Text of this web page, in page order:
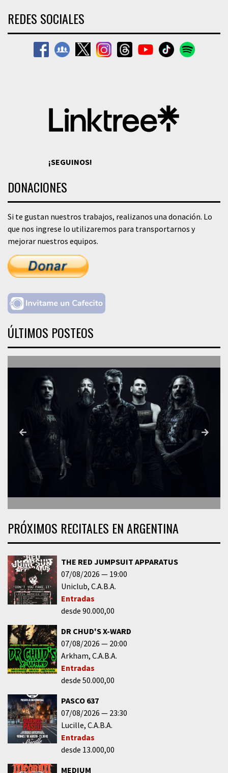
REDES SOCIALES
¡SEGUINOS!
DONACIONES
Si te gustan nuestros trabajos, realizanos una donación. Lo
que nos ingrese lo utilizaremos para transportarnos y
mejorar nuestros equipos.
ÚLTIMOS POSTEOS
PRÓXIMOS RECITALES EN ARGENTINA
THE RED JUMPSUIT APPARATUS
07/08/2026
19:00
Uniclub C.A.B.A.
Entradas
desde 90.000,00
DR CHUD'S X-WARD
07/08/2026
20:00
Arkham C.A.B.A.
Entradas
desde 50.000,00
PASCO 637
07/08/2026
23:30
Lucille C.A.B.A.
Entradas
desde 13.000,00
MEDIUM